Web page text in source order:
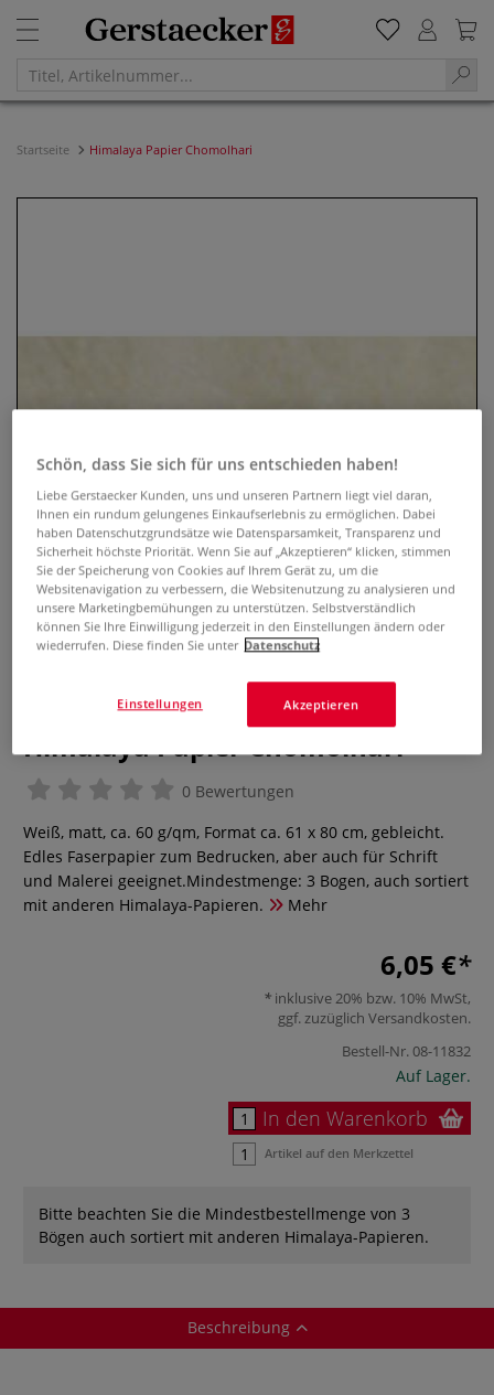
Startseite Himalaya Papier Chomolhari
Himalaya Papier Chomolhari
0 Bewertungen
Weiß, matt, ca. 60 g/qm, Format ca. 61 x 80 cm, gebleicht.
Edles Faserpapier zum Bedrucken, aber auch für Schrift
und Malerei geeignet.Mindestmenge: 3 Bogen, auch sortiert
mit anderen Himalaya-Papieren.
Mehr
6,05 €
inklusive 20% bzw. 10% MwSt,
ggf. zuzüglich Versandkosten.
Bestell-Nr.08-11832
Auf Lager.
In den Warenkorb
Artikel auf den Merkzettel
Bitte beachten Sie die Mindestbestellmenge von 3
Bögen auch sortiert mit anderen Himalaya-Papieren.
Beschreibung
Schön, dass Sie sich für uns entschieden haben!
Liebe Gerstaecker Kunden, uns und unseren Partnern liegt viel daran,
Ihnen ein rundum gelungenes Einkaufserlebnis zu ermöglichen. Dabei
haben Datenschutzgrundsätze wie Datensparsamkeit, Transparenz und
Sicherheit höchste Priorität. Wenn Sie auf „Akzeptieren“ klicken, stimmen
Sie der Speicherung von Cookies auf Ihrem Gerät zu, um die
Websitenavigation zu verbessern, die Websitenutzung zu analysieren und
unsere Marketingbemühungen zu unterstützen. Selbstverständlich
können Sie Ihre Einwilligung jederzeit in den Einstellungen ändern oder
wiederrufen. Diese finden Sie unter Datenschutz
Akzeptieren
Einstellungen